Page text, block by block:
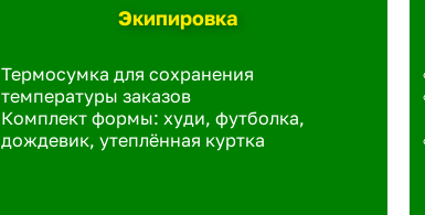
Экипировка
Термосумка для сохранения
температуры заказов
Комплект формы: худи, футболка,
дождевик, утеплённая куртка